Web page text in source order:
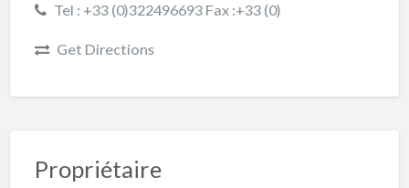
Tel : +33 (0)322496693 Fax :+33 (0)
Get Directions
Propriétaire